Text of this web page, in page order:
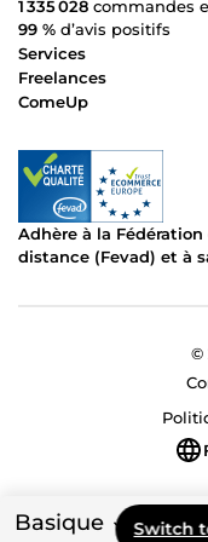
Basique Switch
1 335 028 commandes
99 % d’avis positifs
Services
Freelances
ComeUp
Adhère à la
distance (Fevad) et à
©